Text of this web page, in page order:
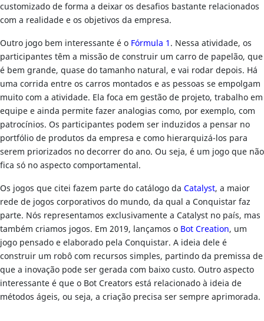
customizado de forma a deixar os desafios bastante relacionados
com a realidade e os objetivos da empresa.
Outro jogo bem interessante é o Fórmula 1. Nessa atividade, os
participantes têm a missão de construir um carro de papelão, que
é bem grande, quase do tamanho natural, e vai rodar depois. Há
uma corrida entre os carros montados e as pessoas se empolgam
muito com a atividade. Ela foca em gestão de projeto, trabalho em
equipe e ainda permite fazer analogias como, por exemplo, com
patrocínios. Os participantes podem ser induzidos a pensar no
portfólio de produtos da empresa e como hierarquizá-los para
serem priorizados no decorrer do ano. Ou seja, é um jogo que não
fica só no aspecto comportamental.
Os jogos que citei fazem parte do catálogo da Catalyst, a maior
rede de jogos corporativos do mundo, da qual a Conquistar faz
parte. Nós representamos exclusivamente a Catalyst no país, mas
também criamos jogos. Em 2019, lançamos o Bot Creation, um
jogo pensado e elaborado pela Conquistar. A ideia dele é
construir um robô com recursos simples, partindo da premissa de
que a inovação pode ser gerada com baixo custo. Outro aspecto
interessante é que o Bot Creators está relacionado à ideia de
métodos ágeis, ou seja, a criação precisa ser sempre aprimorada.